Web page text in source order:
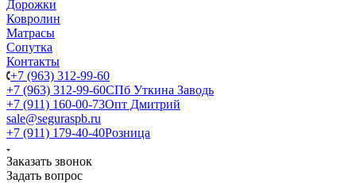
Дорожки
Ковролин
Матрасы
Сопутка
Контакты
+7 (963) 312-99-60
+7 (963) 312-99-60СПб Уткина Заводь
+7 (911) 160-00-73Опт Дмитрий
sale@seguraspb.ru
+7 (911) 179-40-40Розница
Заказать звонок
Задать вопрос